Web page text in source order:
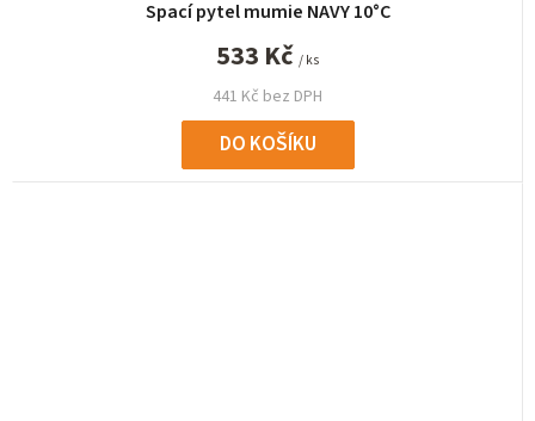
Spací pytel mumie NAVY 10°C
441 Kč bez DPH
533 Kč / ks
DO KOŠÍKU